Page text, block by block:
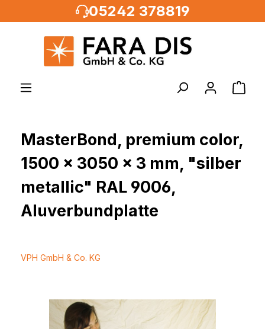
05242 378819
MasterBond, premium color,
1500 x 3050 x 3 mm, "silber
metallic" RAL 9006,
Aluverbundplatte
VPH GmbH & Co. KG
Bildergalerie überspringen